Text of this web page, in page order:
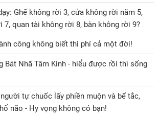
Ghế không rời 3, cửa không rời năm 5,
7, quan tài không rời 8, bàn không rời 9?
công không biết thì phí cả một đời!
Bát Nhã Tâm Kinh - hiểu được rồi thì sống
tự chuốc lấy phiền muộn và bế tắc,
não - Hy vọng không có bạn!